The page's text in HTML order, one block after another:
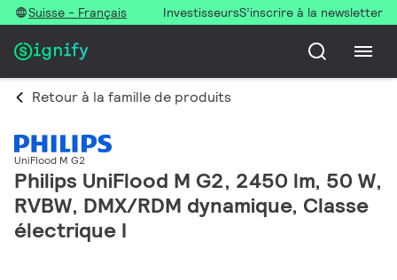
Suisse - Français InvestisseursS’inscrire à la newsletter
Retour à la famille de produits
UniFlood M G2
Philips UniFlood M G2, 2450 lm, 50 W,
RVBW, DMX/RDM dynamique, Classe
électrique I